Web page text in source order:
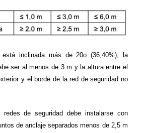
inclinada más de 20o (36,40%), la
ser al menos de 3 m y la altura entre el
y el borde de la red de seguridad no
de seguridad debe instalarse con
de anclaje separados menos de 2,5 m